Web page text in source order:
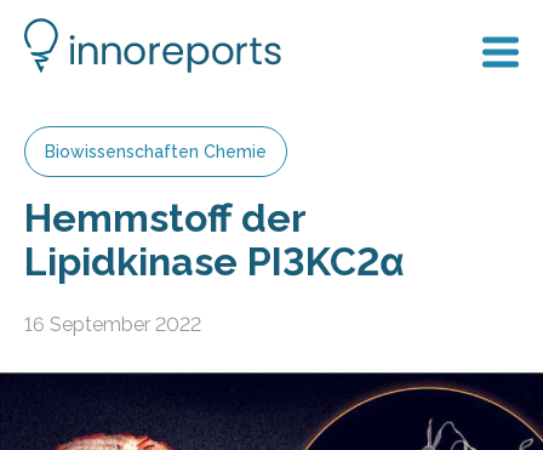
Biowissenschaften Chemie
Hemmstoff der
Lipidkinase PI3KC2α
16 September 2022